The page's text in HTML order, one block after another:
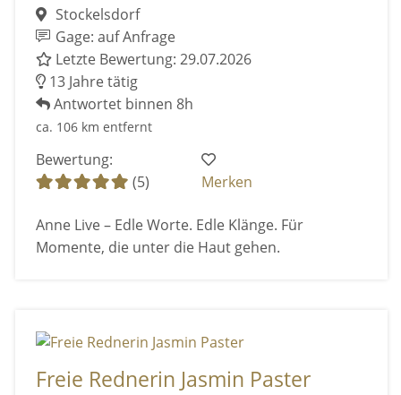
Stockelsdorf
Gage: auf Anfrage
Letzte Bewertung: 29.07.2026
13 Jahre tätig
Antwortet binnen 8h
ca. 106 km entfernt
Bewertung:
(5)
Merken
Anne Live – Edle Worte. Edle Klänge. Für
Momente, die unter die Haut gehen.
Freie Rednerin Jasmin Paster